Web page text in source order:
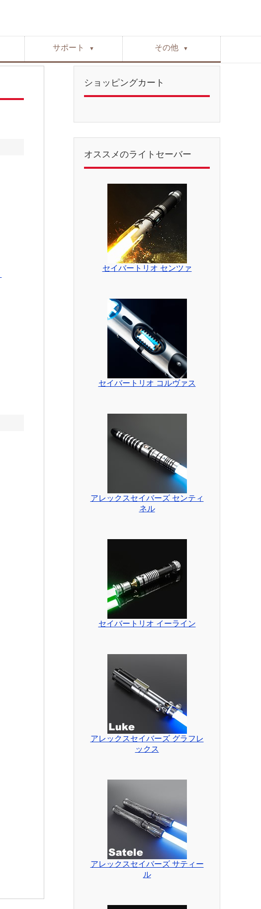
サポート ▼ その他 ▼
ショッピングカート
オススメのライトセーバー
セイバートリオ センツァ
セイバートリオ コルヴァス
アレックスセイバーズ センティ
ネル
セイバートリオ イーライン
アレックスセイバーズ グラフレ
ックス
アレックスセイバーズ サティー
ル